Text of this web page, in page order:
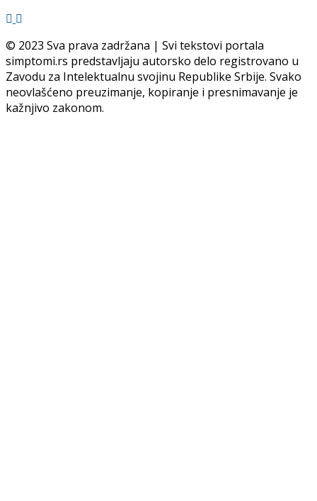
© 2023 Sva prava zadržana | Svi tekstovi portala
simptomi.rs predstavljaju autorsko delo registrovano u
Zavodu za Intelektualnu svojinu Republike Srbije. Svako
neovlašćeno preuzimanje, kopiranje i presnimavanje je
kažnjivo zakonom.